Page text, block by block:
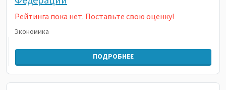
Рейтинга пока нет. Поставьте свою оценку!
Экономика
ПОДРОБНЕЕ